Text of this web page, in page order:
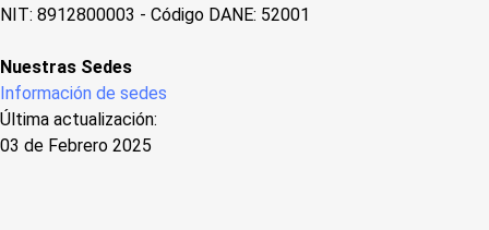
NIT: 8912800003 - Código DANE: 52001
Nuestras Sedes
Información de sedes
Última actualización:
03 de Febrero 2025